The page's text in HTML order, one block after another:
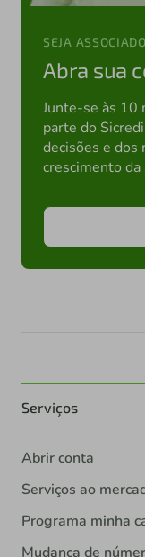
SEJA ASSOCIADO
Abra sua
Junte-se às 10
parte do
decisões e dos
crescimento da
Serviços
Abrir conta
Serviços ao
Programa minha
Mudança de